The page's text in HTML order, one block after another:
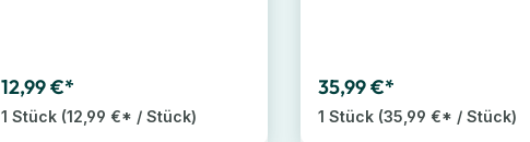
12,99 €*
1 Stück (12,99 €* / Stück)
35,99 €*
1 Stück (35,99 €* / Stück)